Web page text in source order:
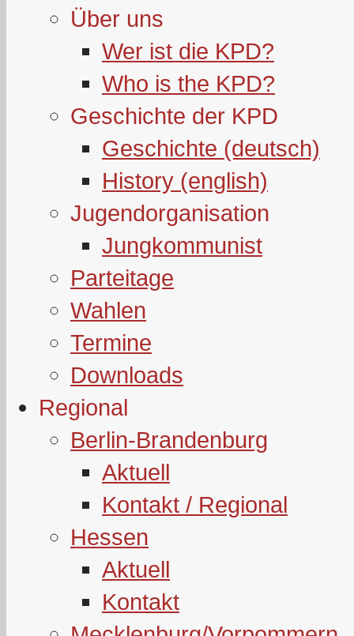
Über uns
Wer ist die KPD?
Who is the KPD?
Geschichte der KPD
Geschichte (deutsch)
History (english)
Jugendorganisation
Jungkommunist
Parteitage
Wahlen
Termine
Downloads
Regional
Berlin-Brandenburg
Aktuell
Kontakt / Regional
Hessen
Aktuell
Kontakt